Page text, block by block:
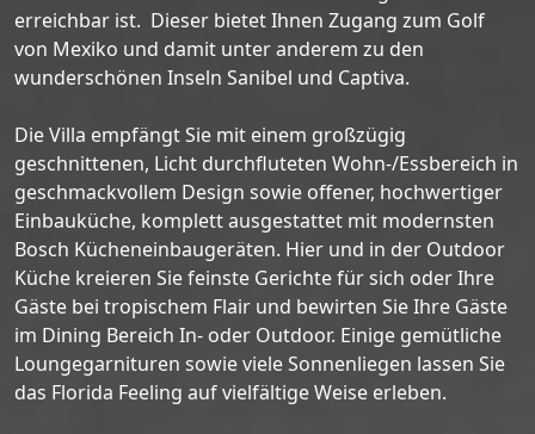
erreichbar ist. Dieser bietet Ihnen Zugang zum Golf
von Mexiko und damit unter anderem zu den
wunderschönen Inseln Sanibel und Captiva.
Die Villa empfängt Sie mit einem großzügig
geschnittenen, Licht durchfluteten Wohn-/Essbereich in
geschmackvollem Design sowie offener, hochwertiger
Einbauküche, komplett ausgestattet mit modernsten
Bosch Kücheneinbaugeräten. Hier und in der Outdoor
Küche kreieren Sie feinste Gerichte für sich oder Ihre
Gäste bei tropischem Flair und bewirten Sie Ihre Gäste
im Dining Bereich In- oder Outdoor. Einige gemütliche
Loungegarnituren sowie viele Sonnenliegen lassen Sie
das Florida Feeling auf vielfältige Weise erleben.